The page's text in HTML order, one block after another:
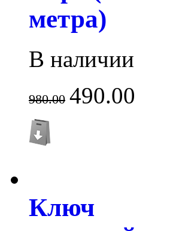
метра)
В наличии
980.00 490.00
Ключ